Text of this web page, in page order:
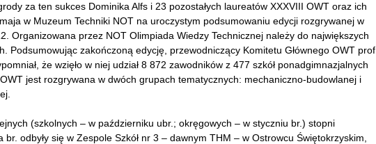
za ten sukces Dominika Alfs i 23 pozostałych laureatów XXXVIII OWT oraz ich
w Muzeum Techniki NOT na uroczystym podsumowaniu edycji rozgrywanej w
Organizowana przez NOT Olimpiada Wiedzy Technicznej należy do największych
Podsumowując zakończoną edycję, przewodniczący Komitetu Głównego OWT prof.
że wzięło w niej udział 8 872 zawodników z 477 szkół ponadgimnazjalnych
jest rozgrywana w dwóch grupach tematycznych: mechaniczno-budowlanej i
(szkolnych – w październiku ubr.; okręgowych – w styczniu br.) stopni
odbyły się w Zespole Szkół nr 3 – dawnym THM – w Ostrowcu Świętokrzyskim,